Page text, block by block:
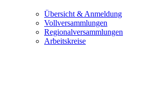
Übersicht & Anmeldung
Vollversammlungen
Regionalversammlungen
Arbeitskreise